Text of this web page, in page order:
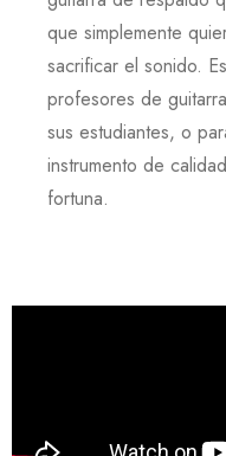
que simplemente
sacrificar el sonido.
profesores de
sus estudiantes, o
instrumento de
fortuna.